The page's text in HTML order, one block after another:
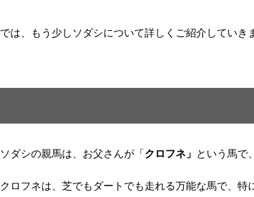
では、もう少しソダシについて詳しくご紹介していき
ソダシの親馬は、お父さんが「クロフネ」 という馬で
クロフネは、芝でもダートでも走れる万能な馬で、